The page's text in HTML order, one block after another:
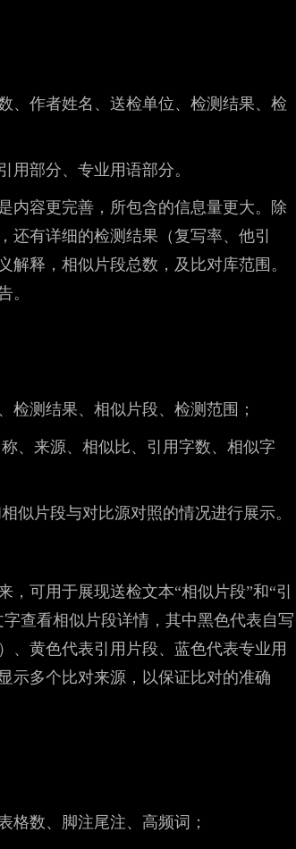
、作者姓名、送检单位、检测结果、检
用部分、专业用语部分。
内容更完善，所包含的信息量更大。除
有详细的检测结果（复写率、他引
释，相似片段总数，及比对库范围。
。
检测结果、相似片段、检测范围；
、来源、相似比、引用字数、相似字
似片段与对比源对照的情况进行展示。
可用于展现送检文本“相似片段”和“引
查看相似片段详情，其中黑色代表自写
、黄色代表引用片段、蓝色代表专业用
示多个比对来源，以保证比对的准确
格数、脚注尾注、高频词；